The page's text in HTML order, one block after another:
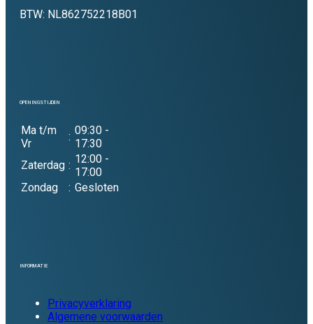
BTW: NL862752218B01
OPENINGSTIJDEN
Ma t/m
Vr
: 09:30 -
17:30
Zaterdag : 12:00 -
17:00
Zondag
: Gesloten
INFORMATIE
Privacyverklaring
Algemene voorwaarden